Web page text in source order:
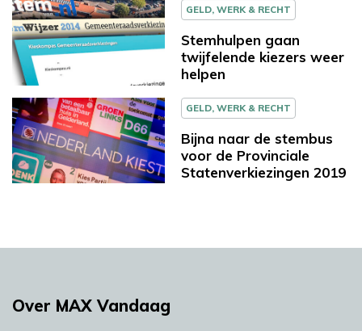
GELD, WERK & RECHT
Stemhulpen gaan
twijfelende kiezers weer
helpen
GELD, WERK & RECHT
Bijna naar de stembus
voor de Provinciale
Statenverkiezingen 2019
Over MAX Vandaag